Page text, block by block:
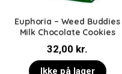
Euphoria – Weed Buddies
Milk Chocolate Cookies
32,00 kr.
Ikke på lager